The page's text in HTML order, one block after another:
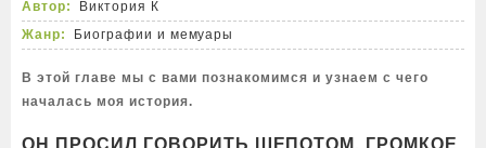
Автор:
Виктория К
Жанр:
Биографии и мемуары
В этой главе мы с вами познакомимся и узнаем с чего
началась моя история.
ОН ПРОСИЛ ГОВОРИТЬ ШЕПОТОМ. ГРОМКОЕ